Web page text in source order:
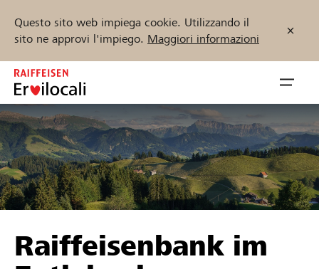
Questo sito web impiega cookie. Utilizzando il
sito ne approvi l'impiego. Maggiori informazioni
Zum
Inhalt
springen
öffnen
Sostenere
Trova progetti e organizzazioni
Inizia ora
Raiffeisenbank im